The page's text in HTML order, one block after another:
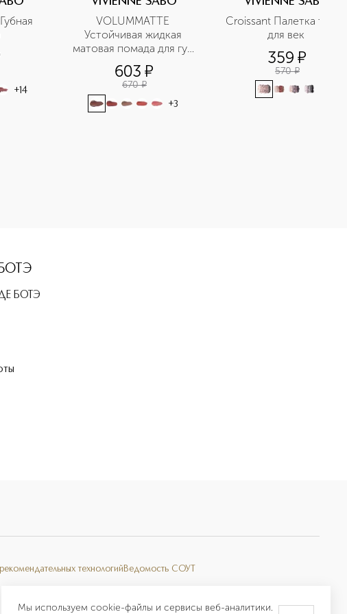
Мы используем cookie-файлы и сервисы веб-аналитики.
+14
VOLUMMATTE
Устойчивая жидкая
матовая помада для губ
с плампингом
603 ¤
670 ¤
+3
Croissant Палетка
359 ¤
570 ¤
БОТЭ
технологий Ведомость СОУТ